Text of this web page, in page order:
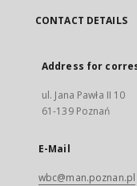
CONTACT DETAILS
Address for
ul. Jana Pawła II 10
61-139 Poznań
E-Mail
wbc@man.poznan.pl